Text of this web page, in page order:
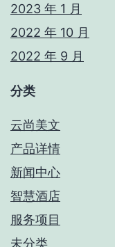
2023 年 1 月
2022 年 10 月
2022 年 9 月
分类
云尚美文
产品详情
新闻中心
智慧酒店
服务项目
未分类